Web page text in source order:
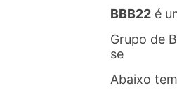
BBB22 é
Grupo de
se
Abaixo